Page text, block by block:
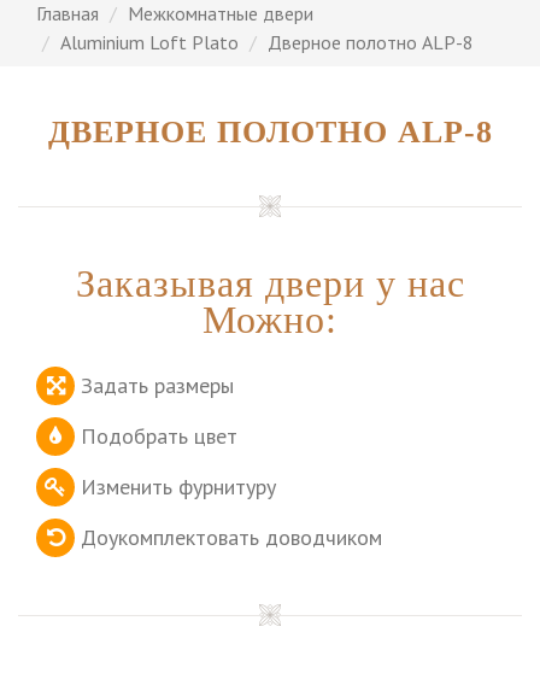
Главная
Межкомнатные двери
Aluminium Loft Plato
Дверное полотно ALP-8
ДВЕРНОЕ ПОЛОТНО ALP-8
Заказывая двери у нас
Можно:
Задать размеры
Подобрать цвет
Изменить фурнитуру
Доукомплектовать доводчиком